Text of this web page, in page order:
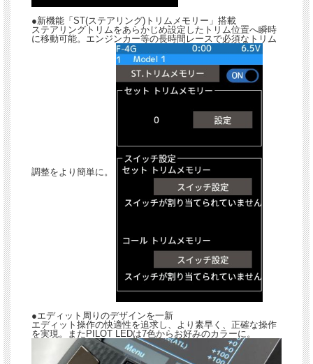
●新機能「ST(ステアリング)トリムメモリー」搭載
ステアリングトリムをあらかじめ設定したトリム位置へ瞬時
に移動可能。エンジンカー等の長時間レースで必須なトリム
調整をより簡単に。
●エディット周りのデザインを一新
エディット操作の快適性を追求し、より素早く、正確な操作
を実現。またPILOT LEDは7色からお好みのカラーに。